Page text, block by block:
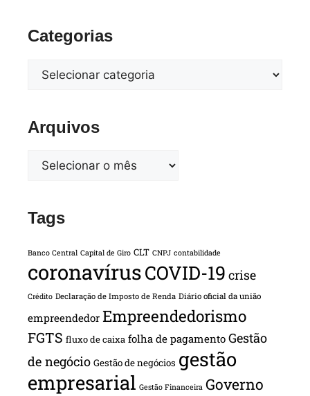
Categorias
Arquivos
Tags
Banco Central Capital de Giro CLT CNPJ contabilidade
coronavírusCOVID-19 crise
Crédito Declaração de Imposto de Renda Diário oficial da união
empreendedor Empreendedorismo
FGTS fluxo de caixa folha de pagamento Gestão
de negócio Gestão de negócios gestão
empresarial Gestão Financeira Governo